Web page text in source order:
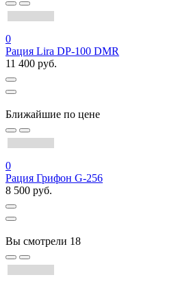
0
Рация Lira DP-100 DMR
11 400 руб.
Ближайшие по цене
0
Рация Грифон G-256
8 500 руб.
Вы смотрели 18